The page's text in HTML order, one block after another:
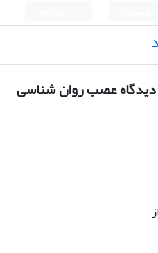
دیدگاه عصب روان شناسی